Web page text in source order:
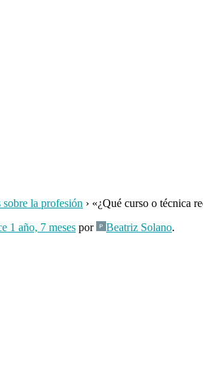
la profesión › «¿Qué curso o técnica
1 año, 7 meses por Beatriz Solano.